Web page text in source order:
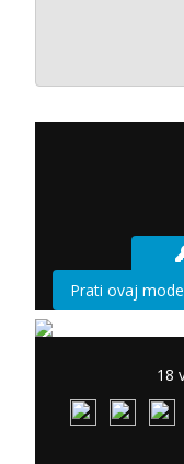
Prati ovaj
18